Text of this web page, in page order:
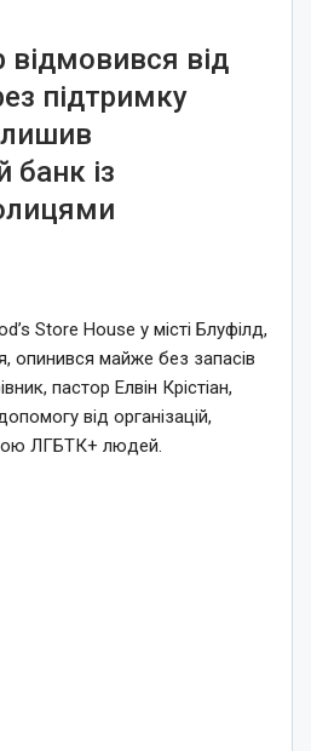
від
підтримку
банк із
Store House у місті Блуфілд,
опинився майже без запасів
пастор Елвін Крістіан,
від організацій,
ЛГБТК+ людей.